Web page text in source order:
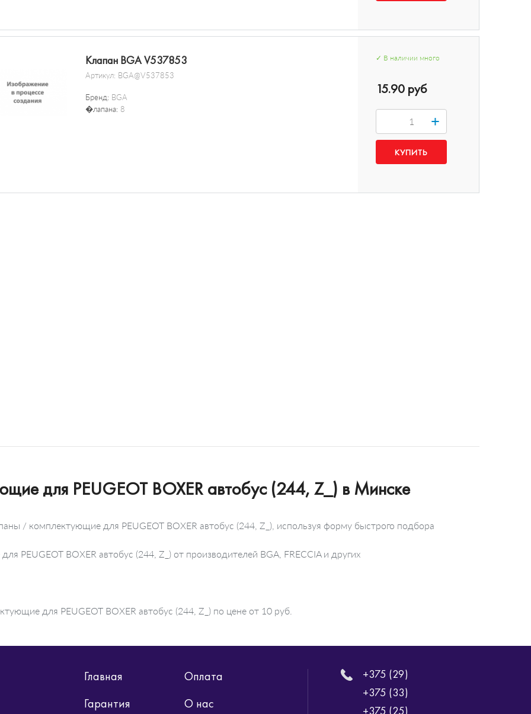
Клапан BGA V537853
Артикул: BGA@V537853
Бренд: BGA
�лапана: 8
✓ В наличии много
15.90 руб
+
для PEUGEOT BOXER автобус (244, Z_) в Минске
/ комплектующие для PEUGEOT BOXER автобус (244, Z_), используя форму быстрого подбора
PEUGEOT BOXER автобус (244, Z_) от производителей BGA, FRECCIA и других
для PEUGEOT BOXER автобус (244, Z_) по цене от 10 руб.
Главная
Оплата
Гарантия
О нас
+375 (29)
+375 (33)
+375 (25)